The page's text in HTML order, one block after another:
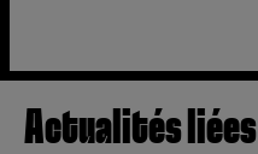
Actualités liées